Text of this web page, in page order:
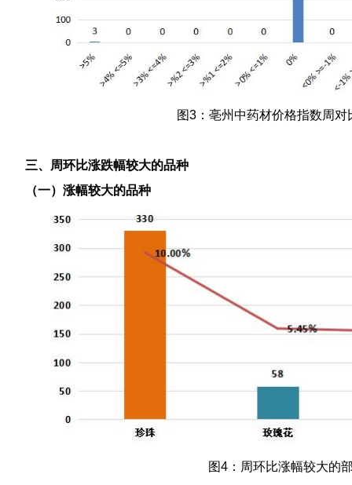
图3：亳州中药材价格指数周对
三、周环比涨跌幅较大的品种
（一）涨幅较大的品种
图4：周环比涨幅较大的